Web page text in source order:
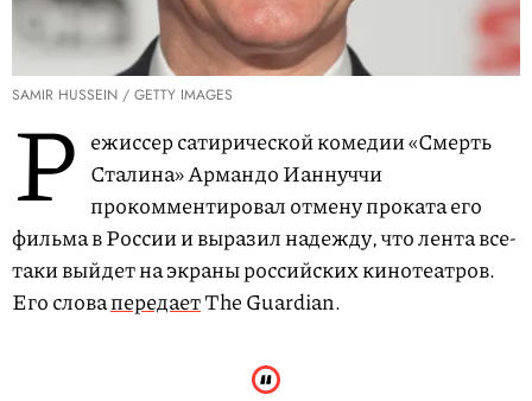
SAMIR HUSSEIN / GETTY IMAGES
Р ежиссер сатирической комедии «Смерть
Сталина» Армандо Ианнуччи
прокомментировал отмену проката его
фильма в России и выразил надежду, что лента все-
таки выйдет на экраны российских кинотеатров.
Его словапередаетThe Guardian.